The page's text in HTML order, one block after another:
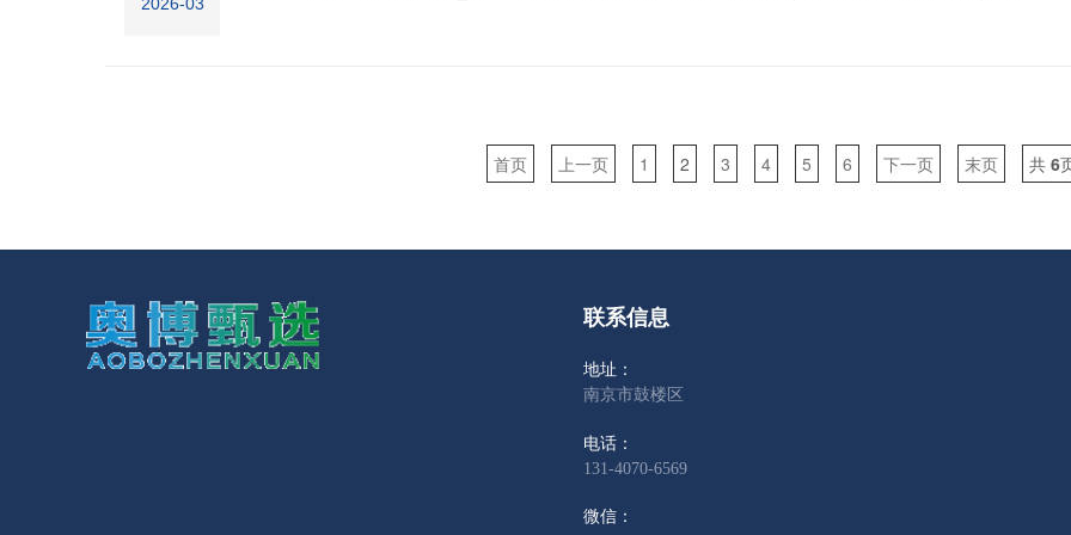
2026-03
首页 上一页 1 2 3 4 5 6 下一页 末页 共 6
联系信息
地址：
南京市鼓楼区
电话：
131-4070-6569
微信：